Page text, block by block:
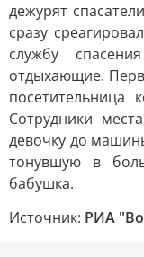
дежурят
сразу
службу
отдыхающие.
посетительница
Сотрудники
девочку до
тонувшую в
бабушка.
Источник: РИА